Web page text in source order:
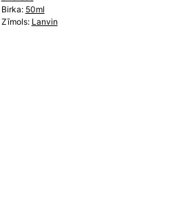
Birka: 50ml
Zīmols: Lanvin